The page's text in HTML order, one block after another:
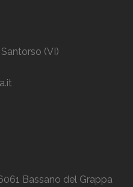
(VI)
Bassano del Grappa